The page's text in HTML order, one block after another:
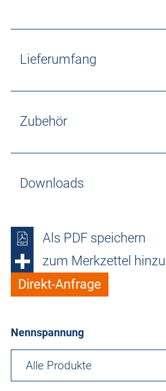
Lieferumfang
Zubehör
Downloads
Als PDF speichern
zum Merkzettel
Direkt-Anfrage
Nennspannung